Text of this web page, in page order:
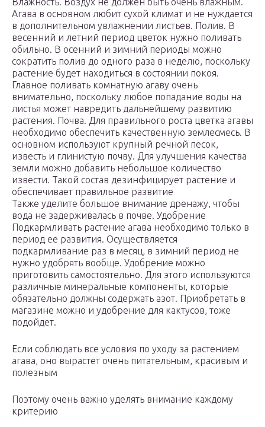
Агава в основном любит сухой климат и не нуждается
в дополнительном увлажнении листьев. Полив. В
весенний и летний период цветок нужно поливать
обильно. В осенний и зимний периоды можно
сократить полив до одного раза в неделю, поскольку
растение будет находиться в состоянии покоя.
Главное поливать комнатную агаву очень
внимательно, поскольку любое попадание воды на
листья может навредить дальнейшему развитию
растения. Почва. Для правильного роста цветка агавы
необходимо обеспечить качественную землесмесь. В
основном используют крупный речной песок,
известь и глинистую почву. Для улучшения качества
земли можно добавить небольшое количество
извести. Такой состав дезинфицирует растение и
обеспечивает правильное развитие
Также уделите большое внимание дренажу, чтобы
вода не задерживалась в почве. Удобрение
Подкармливать растение агава необходимо только в
период ее развития. Осуществляется
подкармливание раз в месяц, в зимний период не
нужно удобрять вообще. Удобрение можно
приготовить самостоятельно. Для этого используются
различные минеральные компоненты, которые
обязательно должны содержать азот. Приобретать в
магазине можно и удобрение для кактусов, тоже
подойдет.
Если соблюдать все условия по уходу за растением
агава, оно вырастет очень питательным, красивым и
полезным
Поэтому очень важно уделять внимание каждому
критерию